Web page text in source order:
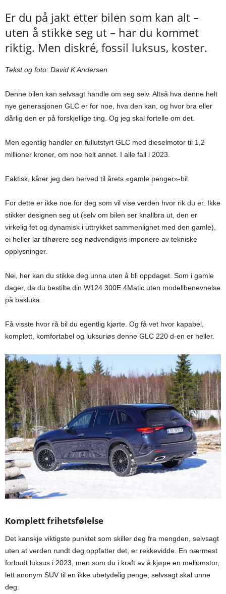
Er du på jakt etter bilen som kan alt –
uten å stikke seg ut – har du kommet
riktig. Men diskré, fossil luksus, koster.
Tekst og foto: David K Andersen
Denne bilen kan selvsagt handle om seg selv. Altså hva denne helt
nye generasjonen GLC er for noe, hva den kan, og hvor bra eller
dårlig den er på forskjellige ting. Og jeg skal fortelle om det.
Men egentlig handler en fullutstyrt GLC med dieselmotor til 1,2
millioner kroner, om noe helt annet. I alle fall i 2023.
Faktisk, kårer jeg den herved til årets «gamle penger»-bil.
For dette er ikke noe for deg som vil vise verden hvor rik du er. Ikke
stikker designen seg ut (selv om bilen ser knallbra ut, den er
virkelig fet og dynamisk i uttrykket sammenlignet med den gamle),
ei heller lar tilhørere seg nødvendigvis imponere av tekniske
opplysninger.
Nei, her kan du stikke deg unna uten å bli oppdaget. Som i gamle
dager, da du bestilte din W124 300E 4Matic uten modellbenevnelse
på bakluka.
Få visste hvor rå bil du egentlig kjørte. Og få vet hvor kapabel,
komplett, komfortabel og luksuriøs denne GLC 220 d-en er heller.
Komplett frihetsfølelse
Det kanskje viktigste punktet som skiller deg fra mengden, selvsagt
uten at verden rundt deg oppfatter det, er rekkevidde. En nærmest
forbudt luksus i 2023, men som du i kraft av å kjøpe en mellomstor,
lett anonym SUV til en ikke ubetydelig penge, selvsagt skal unne
deg.